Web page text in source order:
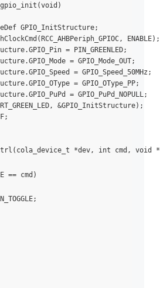
GPIO_InitStructure;
ENABLE);
=
=
=
=
=
&GPIO_InitStructure);
*dev, int cmd, void
== cmd)